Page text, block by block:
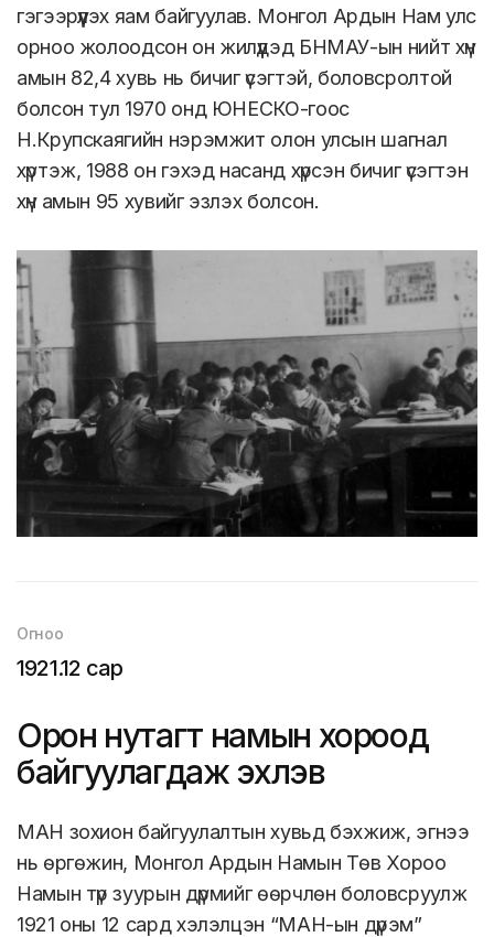
гэгээрүүлэх яам байгуулав. Монгол Ардын Нам улс
орноо жолоодсон он жилүүдэд БНМАУ-ын нийт хүн
амын 82,4 хувь нь бичиг үсэгтэй, боловсролтой
болсон тул 1970 онд ЮНЕСКО-гоос
Н.Крупскаягийн нэрэмжит олон улсын шагнал
хүртэж, 1988 он гэхэд насанд хүрсэн бичиг үсэгтэн
хүн амын 95 хувийг эзлэх болсон.
Огноо
1921.12 сар
Орон нутагт намын хороод
байгуулагдаж эхлэв
МАН зохион байгуулалтын хувьд бэхжиж, эгнээ
нь өргөжин, Монгол Ардын Намын Төв Хороо
Намын түр зуурын дүрмийг өөрчлөн боловсруулж
1921 оны 12 сард хэлэлцэн “МАН-ын дүрэм”